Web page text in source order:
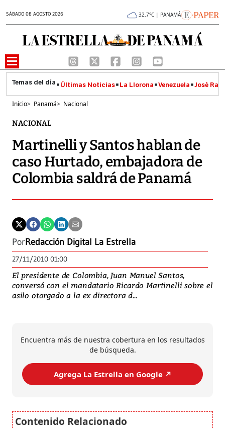
SÁBADO 08 AGOSTO 2026 32.7°C | PANAMÁ
Últimas Noticias La Llorona Venezuela José
Inicio> Panamá> Nacional
NACIONAL
Martinelli y Santos hablan de
caso Hurtado, embajadora de
Colombia saldrá de Panamá
PorRedacción Digital La Estrella
27/11/2010 01:00
El presidente de Colombia, Juan Manuel Santos,
conversó con el mandatario Ricardo Martinelli sobre el
asilo otorgado a la ex directora d...
Encuentra más de nuestra cobertura en los resultados
de búsqueda.
Agrega La Estrella en Google ↗️